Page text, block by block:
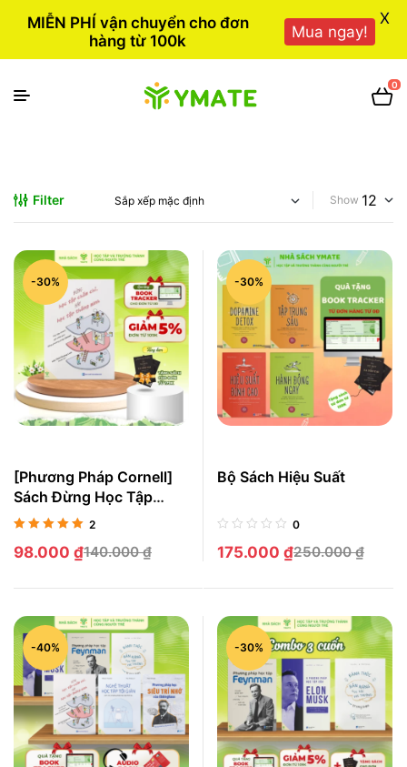
0
Filter Show
-30%
[Phương Pháp Cornell]
Sách Đừng Học Tập
Chăm Chỉ, Hãy Học Tập
hạng5.005
2
140.000₫
98.000 ₫
-30%
Bộ Sách Hiệu Suất
0
250.000₫
175.000 ₫
-40% -30%
MIỄN PHÍ vận chuyển cho đơn
hàng từ 100k
Mua ngay!
X